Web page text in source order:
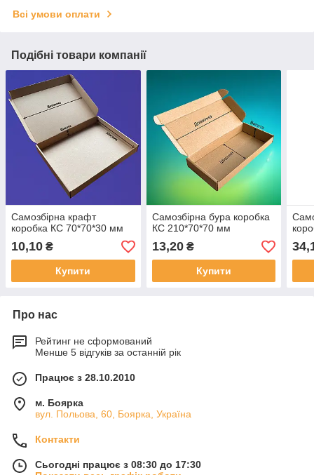
Всі умови оплати
Подібні товари компанії
Самозбірна крафт
коробка КС 70*70*30 мм
10,10 ₴
Купити
Самозбірна бура коробка
КС 210*70*70 мм
13,20₴
Купити
Про нас
Рейтинг не сформований
Менше 5 відгуків за останній рік
Працює з 28.10.2010
м. Боярка
вул. Польова, 60, Боярка, Україна
Контакти
Сьогодні працює з 08:30 до 17:30